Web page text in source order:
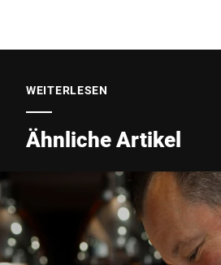
WEITERLESEN
Ähnliche Artikel